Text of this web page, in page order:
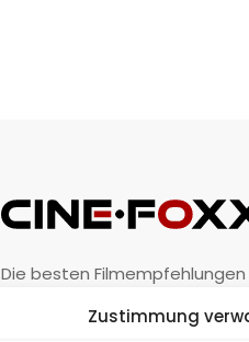
Zustimmung
Die besten Filmempfehlungen